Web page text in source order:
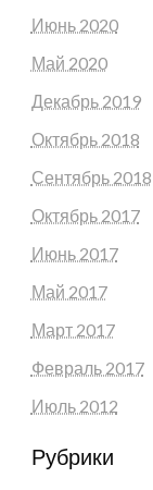
Июнь 2020
Май 2020
Декабрь 2019
Октябрь 2018
Сентябрь 2018
Октябрь 2017
Июнь 2017
Май 2017
Март 2017
Февраль 2017
Июль 2012
Рубрики